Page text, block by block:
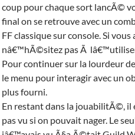
coup pour chaque sort lancÃ©
final on se retrouve avec un
FF classique sur console. Si
nâ€™hÃ©sitez pas Ã
Pour continuer sur la lourdeur
le menu pour interagir avec un
plus fourni.
En restant dans la jouabilitÃ©, il
pas vu si on pouvait nager. Le